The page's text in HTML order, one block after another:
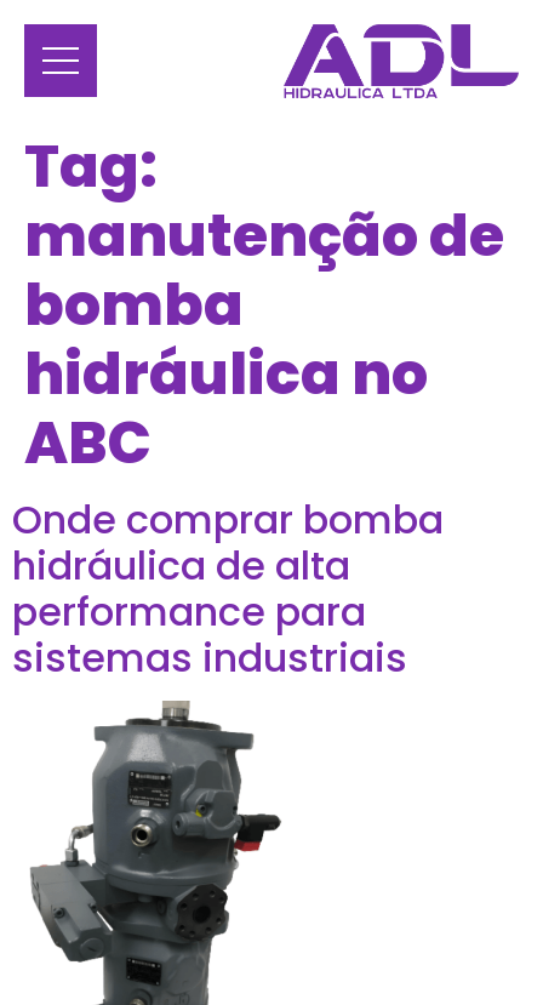
Tag:
manutenção de
bomba
hidráulica no
ABC
Onde comprar bomba
hidráulica de alta
performance para
sistemas industriais